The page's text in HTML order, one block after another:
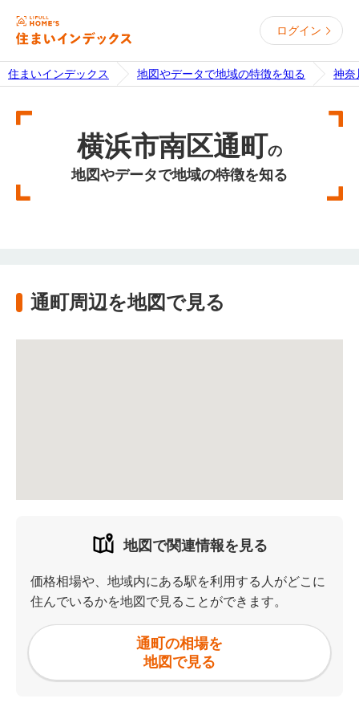
ログイン
住まいインデックス 地図やデータで地域の特徴を知る 神奈
横浜市南区通町の
地図やデータで地域の特徴を知る
通町周辺を地図で見る
地図で関連情報を見る
価格相場や、地域内にある駅を利用する人がどこに
住んでいるかを地図で見ることができます。
通町の相場を
地図で見る